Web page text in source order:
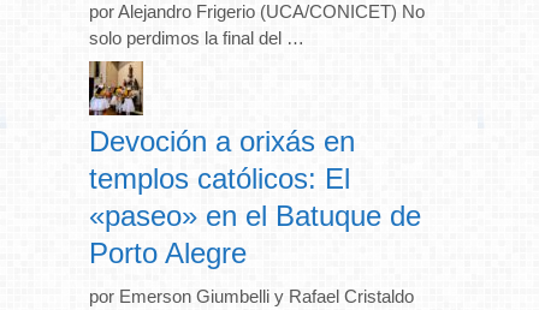
por Alejandro Frigerio (UCA/CONICET) No
solo perdimos la final del …
Devoción a orixás en
templos católicos: El
«paseo» en el Batuque de
Porto Alegre
por Emerson Giumbelli y Rafael Cristaldo